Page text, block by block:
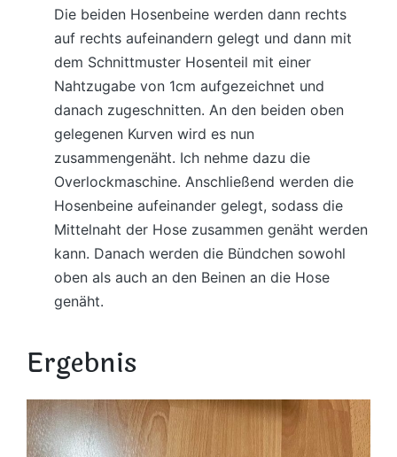
Die beiden Hosenbeine werden dann rechts
auf rechts aufeinandern gelegt und dann mit
dem Schnittmuster Hosenteil mit einer
Nahtzugabe von 1cm aufgezeichnet und
danach zugeschnitten. An den beiden oben
gelegenen Kurven wird es nun
zusammengenäht. Ich nehme dazu die
Overlockmaschine. Anschließend werden die
Hosenbeine aufeinander gelegt, sodass die
Mittelnaht der Hose zusammen genäht werden
kann. Danach werden die Bündchen sowohl
oben als auch an den Beinen an die Hose
genäht.
Ergebnis